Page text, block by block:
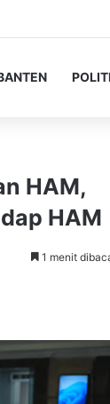
HAM,
HAM
1 menit